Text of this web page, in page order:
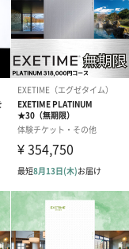
用案内添付のお申込ハ
、投函ください。